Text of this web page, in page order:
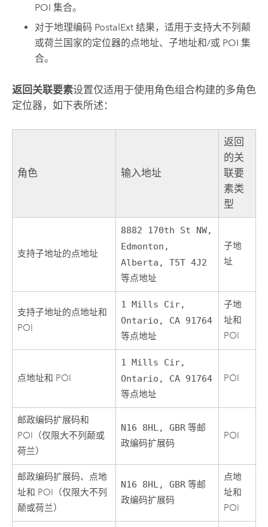
POI 集合。
对于地理编码 PostalExt 结果，适用于支持大不列颠
或荷兰国家的定位器的点地址、子地址和/或 POI 集
合。
返回关联要素设置仅适用于使用角色组合构建的多角色
定位器，如下表所述：
角色 输入地址
返回
的关
联要
素类
型
支持子地址的点地址
8882 170th St NW,
Edmonton,
Alberta, T5T 4J2
等点地址
子地
址
支持子地址的点地址和
POI
1 Mills Cir,
Ontario, CA 91764
等点地址
子地
址和
POI
点地址和 POI
1 Mills Cir,
Ontario, CA 91764
等点地址
POI
邮政编码扩展码和
POI（仅限大不列颠或
荷兰）
N16 8HL, GBR 等邮
政编码扩展码
POI
邮政编码扩展码、点地
址和 POI（仅限大不列
颠或荷兰）
N16 8HL, GBR 等邮
政编码扩展码
点地
址和
POI